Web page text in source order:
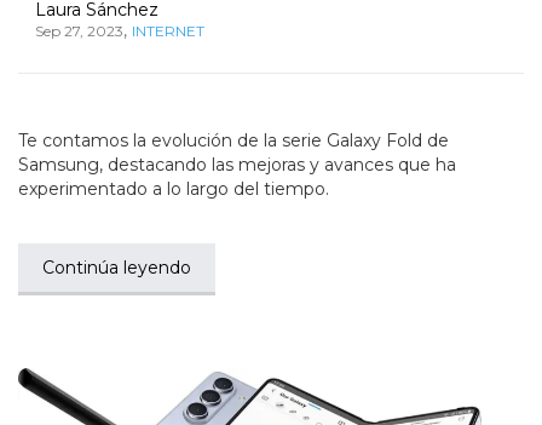
Laura Sánchez
Sep 27, 2023, INTERNET
Te contamos la evolución de la serie Galaxy Fold de
Samsung, destacando las mejoras y avances que ha
experimentado a lo largo del tiempo.
Continúa leyendo